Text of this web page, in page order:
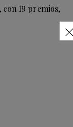
con 19 premios,